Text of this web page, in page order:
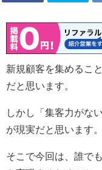
新規顧客を集めるこ
だと思います。
しかし「集客力がな
が現実だと思います。
そこで今回は、誰で